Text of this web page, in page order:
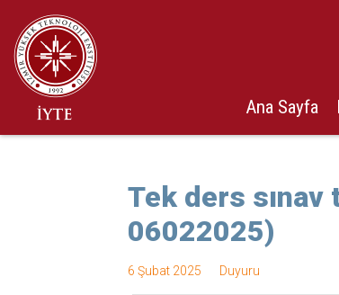
Ana Sayfa
Tek ders
06022025)
6 Şubat 2025 Duyuru